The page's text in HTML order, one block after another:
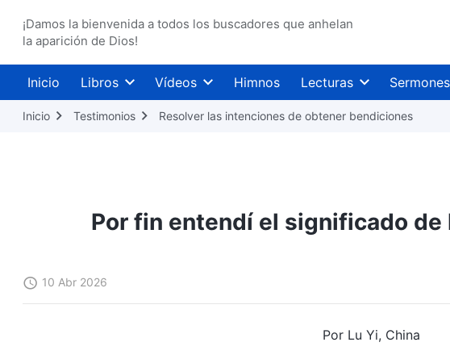
¡Damos la bienvenida a todos los buscadores que anhelan
la aparición de Dios!
Inicio Libros Vídeos Himnos Lecturas
Inicio Testimonios Resolver las intenciones de obtener bendiciones
Por fin entendí el significado de
10 Abr 2026
Por Lu Yi, China